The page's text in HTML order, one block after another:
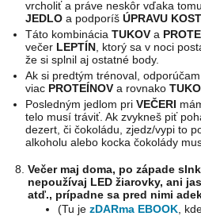
vrcholiť a práve neskôr vďaka
JEDLO a podporíšÚPRAVU
Táto kombináciaTUKOV a
večer LEPTÍN , ktorý sa v noci
že si splnil aj ostatné body.
Ak si predtým trénoval, odporúčam
viac PROTEÍNOVa rovnako
Posledným jedlom priVEČERI
telo musí tráviť. Ak zvykneš piť
dezert, či čokoládu, zjedz/vypi to
alkoholu alebo kocka čokolády
Večer maj doma, po západe
nepoužívaj LED žiarovky, ani
atď., prípadne sa pred nimi
(Tu je zDARma EBOOK,